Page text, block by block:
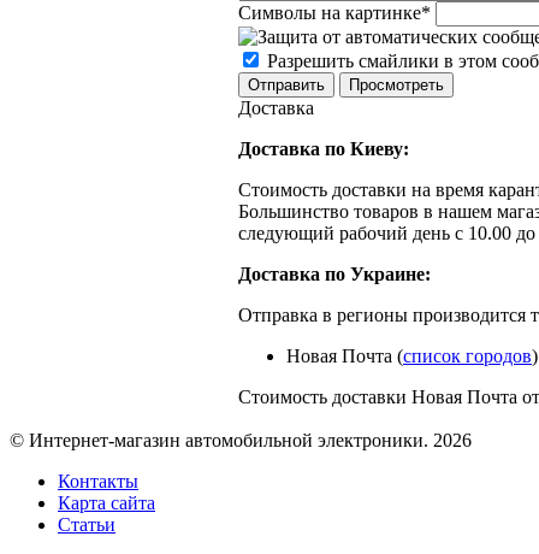
Символы на картинке*
Разрешить смайлики в этом
Доставка
Доставка по Киеву:
Стоимость доставки на время
Большинство товаров в нашем
следующий рабочий день с 10.00 до
Доставка по Украине:
Отправка в регионы производится
Новая Почта (список городов)
Стоимость доставки Новая Почта
© Интернет-магазин автомобильной электроники. 2026
Контакты
Карта сайта
Статьи